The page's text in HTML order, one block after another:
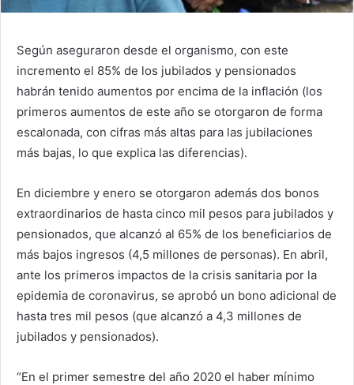
Según aseguraron desde el organismo, con este
incremento el 85% de los jubilados y pensionados
habrán tenido aumentos por encima de la inflación (los
primeros aumentos de este año se otorgaron de forma
escalonada, con cifras más altas para las jubilaciones
más bajas, lo que explica las diferencias).
En diciembre y enero se otorgaron además dos bonos
extraordinarios de hasta cinco mil pesos para jubilados y
pensionados, que alcanzó al 65% de los beneficiarios de
más bajos ingresos (4,5 millones de personas). En abril,
ante los primeros impactos de la crisis sanitaria por la
epidemia de coronavirus, se aprobó un bono adicional de
hasta tres mil pesos (que alcanzó a 4,3 millones de
jubilados y pensionados).
“En el primer semestre del año 2020 el haber mínimo